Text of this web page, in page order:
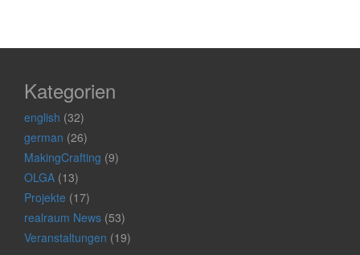
Kategorien
english (32)
german (26)
MakingCrafting (9)
OLGA (13)
Projekte (17)
realraum News (53)
Veranstaltungen (19)